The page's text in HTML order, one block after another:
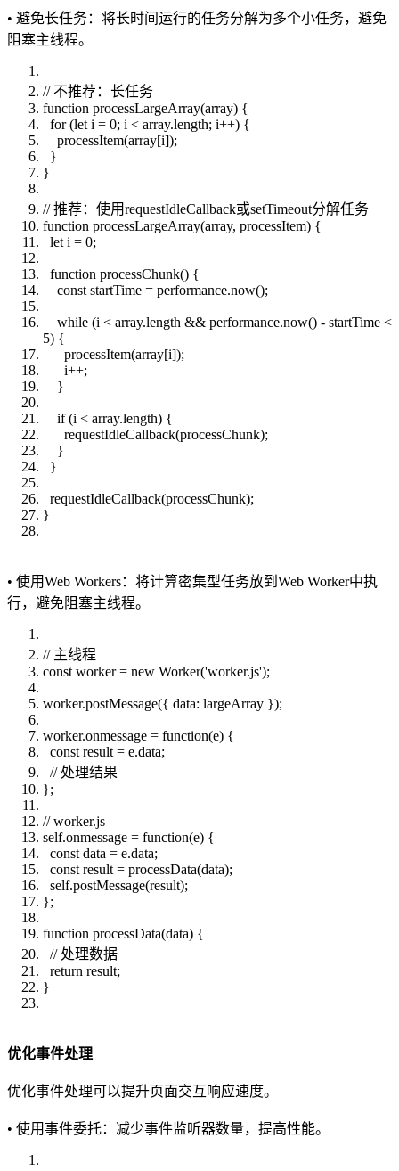
• 避免长任务：将长时间运行的任务分解为多个小任务，避免
阻塞主线程。
// 不推荐：长任务
function processLargeArray(array) {
for (let i = 0; i < array.length; i++) {
processItem(array[i]);
}
}
// 推荐：使用requestIdleCallback或setTimeout分解任务
function processLargeArray(array, processItem) {
let i = 0;
function processChunk() {
const startTime = performance.now();
while (i < array.length && performance.now() - startTime <
5) {
processItem(array[i]);
i++;
}
if (i < array.length) {
requestIdleCallback(processChunk);
}
}
requestIdleCallback(processChunk);
}
• 使用Web Workers：将计算密集型任务放到Web Worker中执
行，避免阻塞主线程。
// 主线程
const worker = new Worker('worker.js');
worker.postMessage({ data: largeArray });
worker.onmessage = function(e) {
const result = e.data;
// 处理结果
};
// worker.js
self.onmessage = function(e) {
const data = e.data;
const result = processData(data);
self.postMessage(result);
};
function processData(data) {
// 处理数据
return result;
}
优化事件处理
优化事件处理可以提升页面交互响应速度。
• 使用事件委托：减少事件监听器数量，提高性能。